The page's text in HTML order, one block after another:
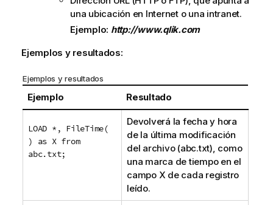
una ubicación en Internet o una intranet.
Ejemplo: http://www.qlik.com
Ejemplos y resultados:
Ejemplos y resultados
Ejemplo Resultado
LOAD *, FileTime(
) as X from
abc.txt;
Devolverá la fecha y hora
de la última modificación
del archivo (abc.txt), como
una marca de tiempo en el
campo X de cada registro
leído.